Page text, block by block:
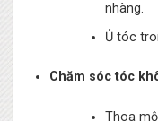
nhàng.
Ủ tóc
Chăm sóc tóc
Thoa